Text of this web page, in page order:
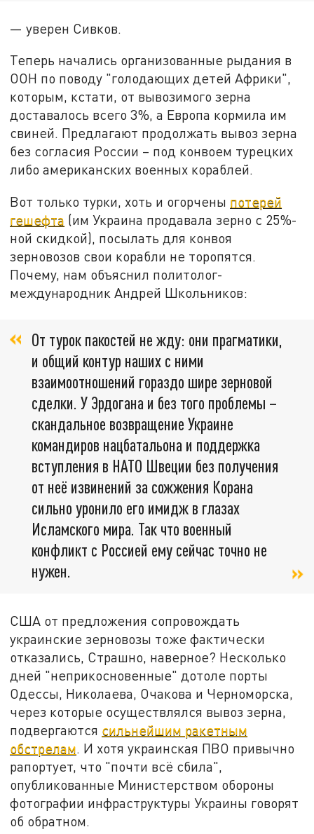
— уверен Сивков.
Теперь начались организованные рыдания в
ООН по поводу "голодающих детей Африки",
которым, кстати, от вывозимого зерна
доставалось всего 3%, а Европа кормила им
свиней. Предлагают продолжать вывоз зерна
без согласия России – под конвоем турецких
либо американских военных кораблей.
Вот только турки, хоть и огорчены потерей
гешефта (им Украина продавала зерно с 25%-
ной скидкой), посылать для конвоя
зерновозов свои корабли не торопятся.
Почему, нам объяснил политолог-
международник Андрей Школьников:
От турок пакостей не жду: они прагматики,
и общий контур наших с ними
взаимоотношений гораздо шире зерновой
сделки. У Эрдогана и без того проблемы –
скандальное возвращение Украине
командиров нацбатальона и поддержка
вступления в НАТО Швеции без получения
от неё извинений за сожжения Корана
сильно уронило его имидж в глазах
Исламского мира. Так что военный
конфликт с Россией ему сейчас точно не
нужен.
США от предложения сопровождать
украинские зерновозы тоже фактически
отказались, Страшно, наверное? Несколько
дней "неприкосновенные" дотоле порты
Одессы, Николаева, Очакова и Черноморска,
через которые осуществлялся вывоз зерна,
подвергаются сильнейшим ракетным
обстрелам . И хотя украинская ПВО привычно
рапортует, что "почти всё сбила",
опубликованные Министерством обороны
фотографии инфраструктуры Украины говорят
об обратном.